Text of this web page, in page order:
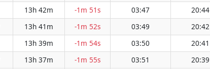
13h 42m -1m 51s 03:47 20:44
13h 41m -1m 52s 03:49 20:42
13h 39m -1m 54s 03:50 20:41
13h 37m -1m 55s 03:51 20:39